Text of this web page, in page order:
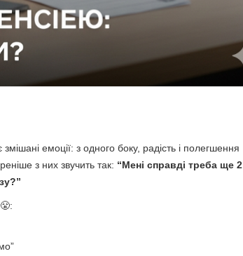
емоції: з одного боку, радість і полегшення
з них звучить так: “Мені справді треба ще 2